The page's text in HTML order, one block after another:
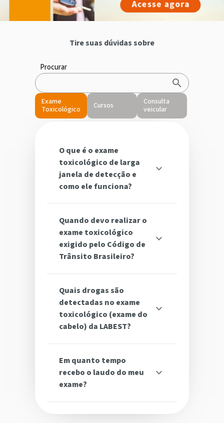
Tire suas dúvidas sobre
Procurar
Exame
Toxicológico
Cursos
Consulta
veicular
O que é o exame
toxicológico de larga
janela de detecção e
como ele funciona?
Quando devo realizar o
exame toxicológico
exigido pelo Código de
Trânsito Brasileiro?
Quais drogas são
detectadas no exame
toxicológico (exame do
cabelo) da LABEST?
Em quanto tempo
recebo o laudo do meu
exame?